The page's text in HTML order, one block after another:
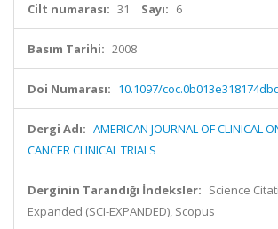
Cilt numarası: 31 Sayı: 6
Basım Tarihi: 2008
Doi Numarası: 10.1097/
Dergi Adı: AMERICAN JOURNAL OF CLINICAL
CANCER CLINICAL TRIALS
Derginin Tarandığı İndeksler: Science
Expanded (SCI-EXPANDED), Scopus